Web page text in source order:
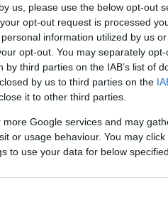
us, please use the below opt-out
opt-out request is processed
information utilized by us
opt-out. You may separately
third parties on the IAB’s list of
by us to third parties on the
it to other third parties.
Google services and may
or usage behaviour. You may
to use your data for below
di indeterminazione
del limite